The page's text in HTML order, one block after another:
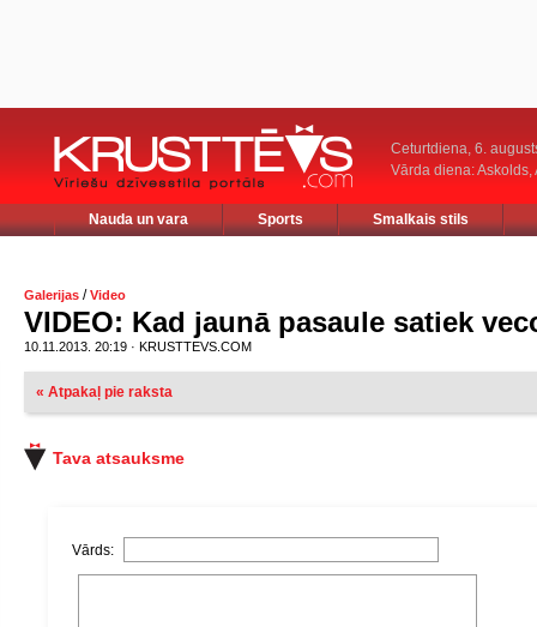
Ceturtdiena, 6.
Vārda diena: Askolds,
Nauda un vara Sports Smalkais stils
Galerijas /Video
VIDEO: Kad jaunā pasaule satiek
10.11.2013. 20:19 · KRUSTTEVS.COM
« Atpakaļ pie raksta
Tava atsauksme
Vārds: